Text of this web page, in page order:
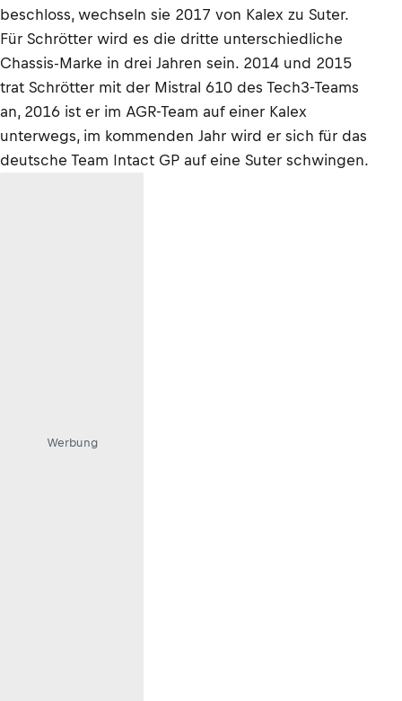
beschloss, wechseln sie 2017 von Kalex zu Suter.
Für Schrötter wird es die dritte unterschiedliche
Chassis-Marke in drei Jahren sein. 2014 und 2015
trat Schrötter mit der Mistral 610 des Tech3-Teams
an, 2016 ist er im AGR-Team auf einer Kalex
unterwegs, im kommenden Jahr wird er sich für das
deutsche Team Intact GP auf eine Suter schwingen.
Werbung